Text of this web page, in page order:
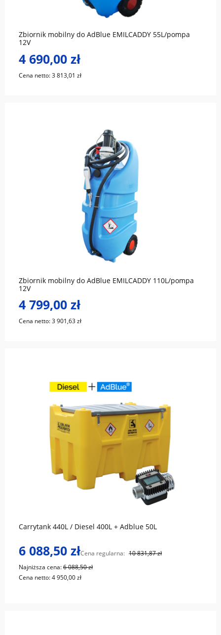
Zbiornik mobilny do AdBlue EMILCADDY 55L/pompa
12V
4 690,00 zł
Cena netto:3 813,01 zł
Zbiornik mobilny do AdBlue EMILCADDY 110L/pompa
12V
4 799,00 zł
Cena netto:3 901,63 zł
do koszyka
Carrytank 440L / Diesel 400L + Adblue 50L
6 088,50 złCena regularna: 10 831,87 zł
Najniższa cena:6 088,50 zł
Cena netto:4 950,00 zł